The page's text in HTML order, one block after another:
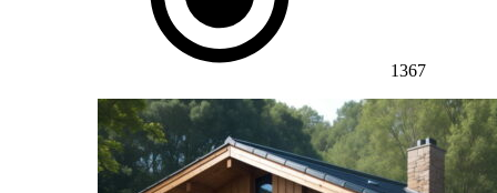
1367